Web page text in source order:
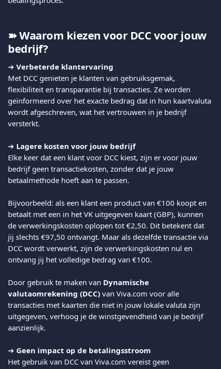
➽ Waarom kiezen voor DCC voor jouw
bedrijf?
➔ Verbeterde klantervaring
Met DCC genieten je klanten van gebruiksgemak,
flexibiliteit en transparantie bij transacties. Ze worden
geïnformeerd over het exacte bedrag dat in hun kaartvaluta
wordt afgeschreven, wat het vertrouwen in je bedrijf
versterkt.
➔ Lagere kosten voor jouw bedrijf
Elke keer dat een klant voor DCC kiest, zijn er voor jouw
bedrijf geen transactiekosten, zonder dat je jouw
betaalmethode hoeft aan te passen.
Bijvoorbeeld: als een klant een product van €100 koopt en
betaalt met een in het VK uitgegeven kaart (GBP), kunnen
de verwerkingskosten oplopen tot €2,50. Dit betekent dat
jij slechts €97,50 ontvangt. Maar als dezelfde transactie via
DCC wordt verwerkt, zijn de verwerkingskosten nul en
ontvang jij het volledige bedrag van €100.
Door gebruik te maken van Dynamische
valutaomrekening (DCC) van Viva.com voor alle
transacties met kaarten die niet in jouw lokale valuta zijn
uitgegeven, verhoog je de winstgevendheid van je bedrijf
aanzienlijk.
➔ Geen impact op de betalingsstroom
Het gebruik van DCC van Viva.com vereist geen